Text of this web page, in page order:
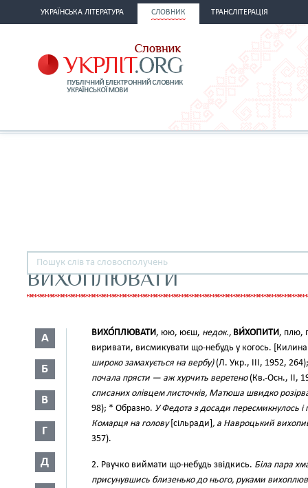
УКРАЇНСЬКА ЛІТЕРАТУРА СЛОВНИК ТРАНСЛІТЕРАЦІЯ
ВИХОПЛЮВАТИ
А
Б
В
Г
Д
ВИХО́ПЛЮВАТИ, юю, юєш, недок., ВИ́ХОПИТИ, плю,
виривати, висмикувати що-небудь у когось.
широко замахується на вербу)(Л. Укр., III, 1952,
почала прясти — аж хурчить веретено(Кв.-Осн., II,
списаних олівцем листочків, Матюша швидко
98); * Образно. У Федота з досади пересмикнулось і
Комарця на голову[сільради] , а Навроцький вихопив
357).
2. Рвучко виймати що-небудь звідкись. Біла пара
присунувшись близенько до нього, руками